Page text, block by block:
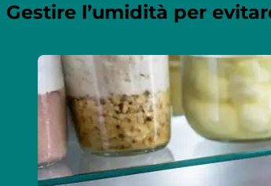
Gestire l’umidità per